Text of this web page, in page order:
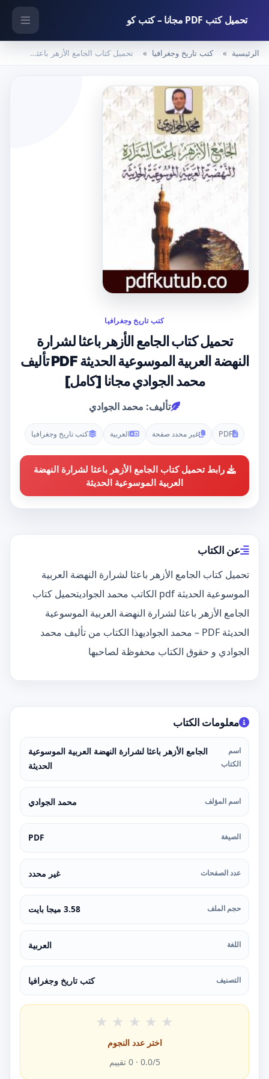
تحميل كتب PDF مجانا – كتب كو
الرئيسية كتب تاريخ وجغرافيا تحميل كتاب الجامع الأزهر باعثا لشرارة النهضة العربية الموسوعية الحديثة PDF تأليف محمد الجوادي مجانا [كامل]
كتب تاريخ وجغرافيا
تحميل كتاب الجامع الأزهر باعثا لشرارة
النهضة العربية الموسوعية الحديثة PDF تأليف
محمد الجوادي مجانا [كامل]
تأليف: محمد الجوادي
PDF غير محدد صفحة العربية كتب تاريخ وجغرافيا
رابط تحميل كتاب الجامع الأزهر باعثا لشرارة النهضة
العربية الموسوعية الحديثة
عن الكتاب
تحميل كتاب الجامع الأزهر باعثا لشرارة النهضة العربية
الموسوعية الحديثة pdf الكاتب محمد الجواديتحميل كتاب
الجامع الأزهر باعثا لشرارة النهضة العربية الموسوعية
الحديثة PDF – محمد الجواديهذا الكتاب من تأليف محمد
الجوادي و حقوق الكتاب محفوظة لصاحبها
معلومات الكتاب
اسم
الكتاب
الجامع الأزهر باعثا لشرارة النهضة العربية الموسوعية
الحديثة
اسم المؤلف محمد الجوادي
الصيغة PDF
عدد الصفحات غير محدد
حجم الملف 3.58 ميجا بايت
اللغة العربية
التصنيف كتب تاريخ وجغرافيا
★ ★ ★ ★ ★
اختر عدد النجوم
0.0/5 ·
0 تقييم